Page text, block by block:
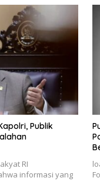
Publik
RI
informasi yang